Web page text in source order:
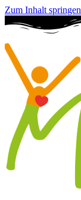
Zum Inhalt springen